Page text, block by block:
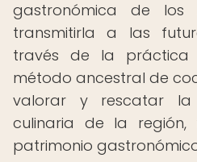
gastronómica de los
transmitirla a las
través de la práctica
método ancestral de
valorar y rescatar
culinaria de la región,
patrimonio